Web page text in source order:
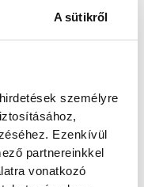
A sütikről
személyre
Ezenkívül
partnereinkkel
vonatkozó